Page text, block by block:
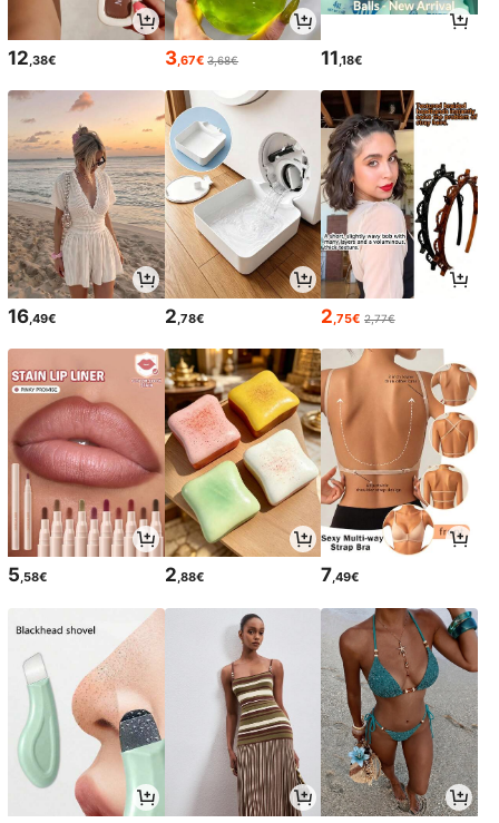
12,38€ 3,67€ 3,68€ 11,18€
16,49€ 2,78€ 2,75€ 2,77€
5,58€ 2,88€ 7,49€